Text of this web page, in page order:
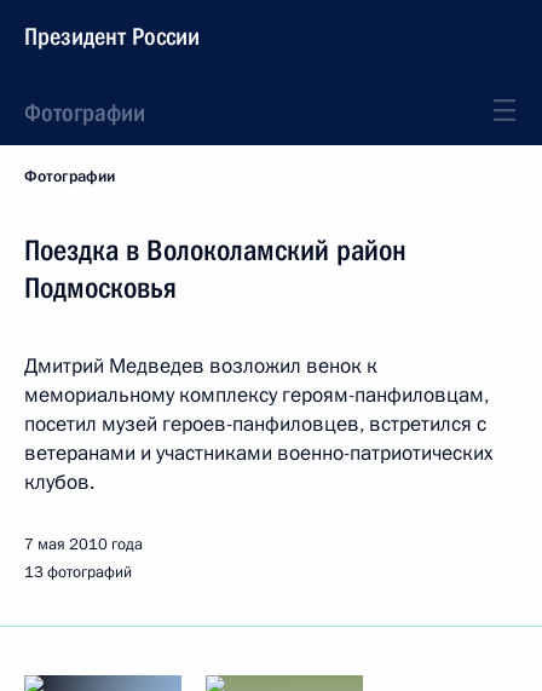
Президент России
Фотографии
Фотографии
Поездка в Волоколамский район
Подмосковья
Дмитрий Медведев возложил венок к
мемориальному комплексу героям-панфиловцам,
посетил музей героев-панфиловцев, встретился с
ветеранами и участниками военно-патриотических
клубов.
7 мая 2010 года
13 фотографий